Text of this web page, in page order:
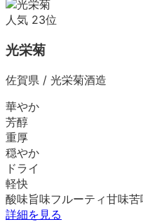
人気 23位
光栄菊
佐賀県 / 光栄菊酒造
華やか
芳醇
重厚
穏やか
ドライ
軽快
酸味旨味フルーティ甘味苦
詳細を見る